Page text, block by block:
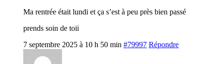
Ma rentrée était lundi et ça s’est à peu près bien passé
prends soin de toii
7 septembre 2025 à 10 h 50 min #79997 Répondre